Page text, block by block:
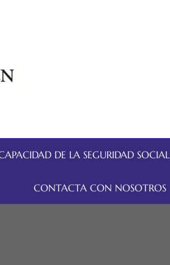
DE LA SEGURIDAD SOCIAL
CONTACTA CON NOSOTROS